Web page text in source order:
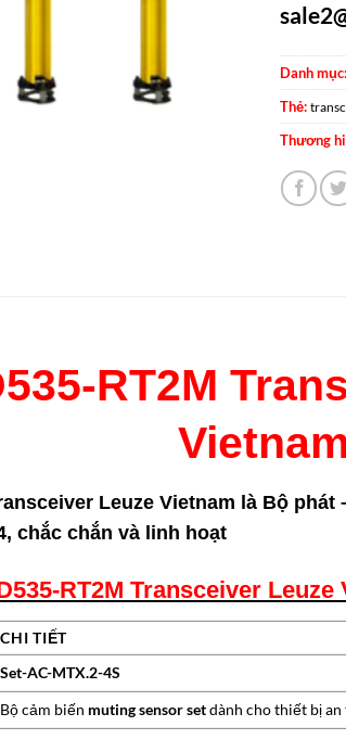
Danh mục:
Thẻ:
Thương
RT2M
Vietnam
Leuze Vietnam là Bộ
chắc chắn và linh hoạt
RT2M Transceiver Leuze
CHI TIẾT
Set-AC-MTX.2-4S
Bộ cảm biến muting sensor setdành cho thiết bị